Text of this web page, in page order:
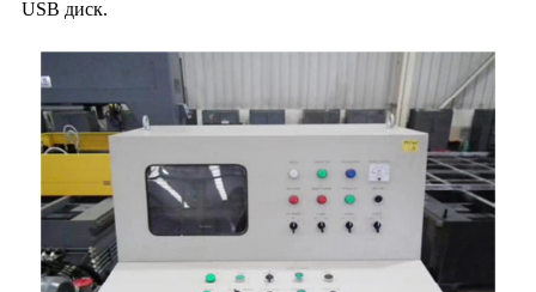
USB диск.